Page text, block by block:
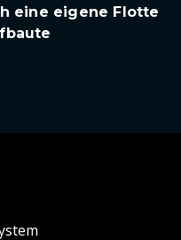
eine eigene Flotte